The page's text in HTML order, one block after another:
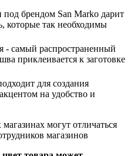
под брендом San Marko дарит
которые так необходимы
- самый распространенный
приклеивается к заготовке
для создания
на удобство и
могут отличаться
магазинов